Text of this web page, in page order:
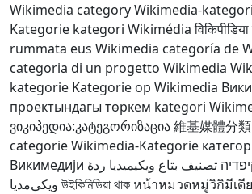
Wikimedia categoryWikimedia-
Kategorie kategori Wikimédia विकिपीडिया
rummata eus Wikimedia categoría de
categoria di un progetto Wikimedia
kategorie Kategorie op Wikimedia
проектындагы төркем kategori
ვიკიპედია:კატეგორიზაცია維基媒體分類
categorieWikimedia-Kategorie
Викимедији
تصنيف بتاع ويكيميديا ردهٔ
ویکی‌مدیا উইকিমিডিয়া থাকหน้าหมวดหมู่วิกิมีเดีย